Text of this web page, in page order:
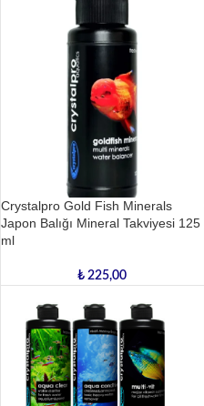
Crystalpro Gold Fish Minerals
Japon Balığı Mineral Takviyesi 125
ml
₺ 225,00